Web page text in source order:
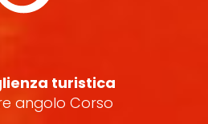
turistica
angolo Corso